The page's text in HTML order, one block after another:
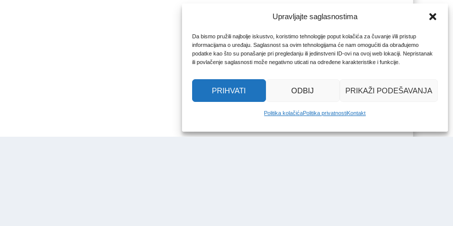
Upravljajte saglasnostima
Da bismo pružili najbolje iskustvo, koristimo tehnologije poput kolačića za čuvanje i/ili pristup
informacijama o uređaju. Saglasnost sa ovim tehnologijama će nam omogućiti da obrađujemo
podatke kao što su ponašanje pri pregledanju ili jedinstveni ID-ovi na ovoj web lokaciji. Nepristanak
ili povlačenje saglasnosti može negativno uticati na određene karakteristike i funkcije.
PRIHVATI ODBIJ PRIKAŽI PODEŠAVANJA
Politika kolačićaPolitika privatnostiKontakt